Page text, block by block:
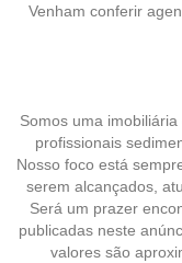
Venham conferir
Somos uma
profissionais
Nosso foco está
serem alcançados,
Será um prazer
publicadas neste
valores são